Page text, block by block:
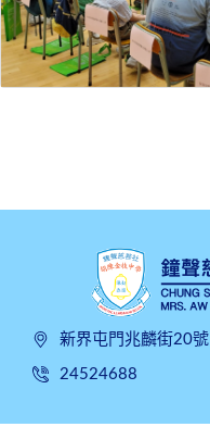
新界屯門兆麟街20號
24524688